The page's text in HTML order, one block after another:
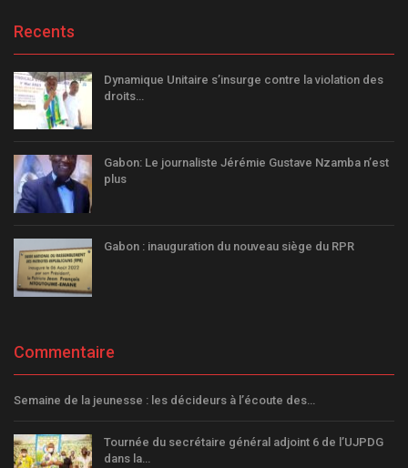
Recents
Dynamique Unitaire s’insurge contre la violation des
droits…
Gabon: Le journaliste Jérémie Gustave Nzamba n’est
plus
Gabon : inauguration du nouveau siège du RPR
Commentaire
Semaine de la jeunesse : les décideurs à l’écoute des…
Tournée du secrétaire général adjoint 6 de l’UJPDG
dans la…